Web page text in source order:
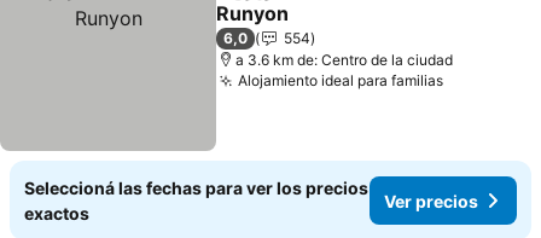
Runyon
Ver precios
6,0
554
a 3.6 km de: Centro de la ciudad
Alojamiento ideal para familiasVer
Seleccioná las fechas para ver los precios
exactos
Ver precios